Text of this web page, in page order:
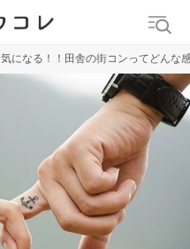
気になる！！田舎の街コンってどんな